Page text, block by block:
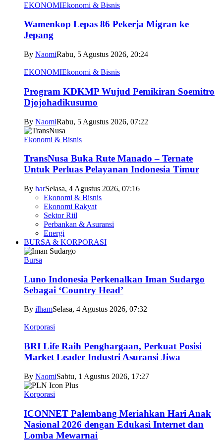
EKONOMIEkonomi & Bisnis
Wamenkop Lepas 86 Pekerja Migran ke
Jepang
By NaomiRabu, 5 Agustus 2026, 20:24
EKONOMIEkonomi & Bisnis
Program KDKMP Wujud Pemikiran Soemitro
Djojohadikusumo
By NaomiRabu, 5 Agustus 2026, 07:22
Ekonomi & Bisnis
TransNusa Buka Rute Manado – Ternate
Untuk Perluas Pelayanan Indonesia Timur
By harSelasa, 4 Agustus 2026, 07:16
Ekonomi & Bisnis
Ekonomi Rakyat
Sektor Riil
Perbankan & Asuransi
Energi
BURSA & KORPORASI
Bursa
Luno Indonesia Perkenalkan Iman Sudargo
Sebagai ‘Country Head’
By ilhamSelasa, 4 Agustus 2026, 07:32
Korporasi
BRI Life Raih Penghargaan, Perkuat Posisi
Market Leader Industri Asuransi Jiwa
By NaomiSabtu, 1 Agustus 2026, 17:27
Korporasi
ICONNET Palembang Meriahkan Hari Anak
Nasional 2026 dengan Edukasi Internet dan
Lomba Mewarnai